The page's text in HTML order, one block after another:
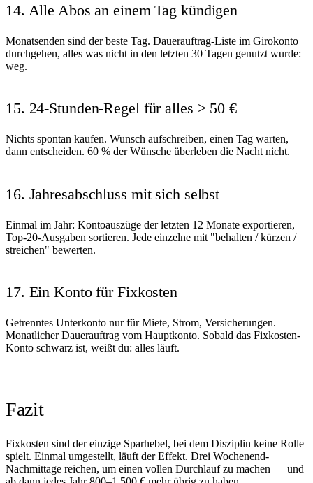
14. Alle Abos an einem Tag kündigen
Monatsenden sind der beste Tag. Dauerauftrag-Liste im Girokonto
durchgehen, alles was nicht in den letzten 30 Tagen genutzt wurde:
weg.
15. 24-Stunden-Regel für alles > 50 €
Nichts spontan kaufen. Wunsch aufschreiben, einen Tag warten,
dann entscheiden. 60 % der Wünsche überleben die Nacht nicht.
16. Jahresabschluss mit sich selbst
Einmal im Jahr: Kontoauszüge der letzten 12 Monate exportieren,
Top-20-Ausgaben sortieren. Jede einzelne mit "behalten / kürzen /
streichen" bewerten.
17. Ein Konto für Fixkosten
Getrenntes Unterkonto nur für Miete, Strom, Versicherungen.
Monatlicher Dauerauftrag vom Hauptkonto. Sobald das Fixkosten-
Konto schwarz ist, weißt du: alles läuft.
Fazit
Fixkosten sind der einzige Sparhebel, bei dem Disziplin keine Rolle
spielt. Einmal umgestellt, läuft der Effekt. Drei Wochenend-
Nachmittage reichen, um einen vollen Durchlauf zu machen — und